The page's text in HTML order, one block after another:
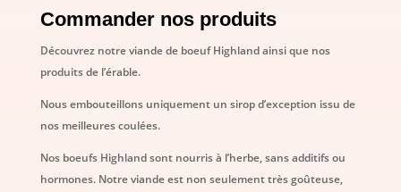
Commander nos produits
Découvrez notre viande de boeuf Highland ainsi que nos
produits de l’érable.
Nous embouteillons uniquement un sirop d’exception issu de
nos meilleures coulées.
Nos boeufs Highland sont nourris à l’herbe, sans additifs ou
hormones. Notre viande est non seulement très goûteuse,